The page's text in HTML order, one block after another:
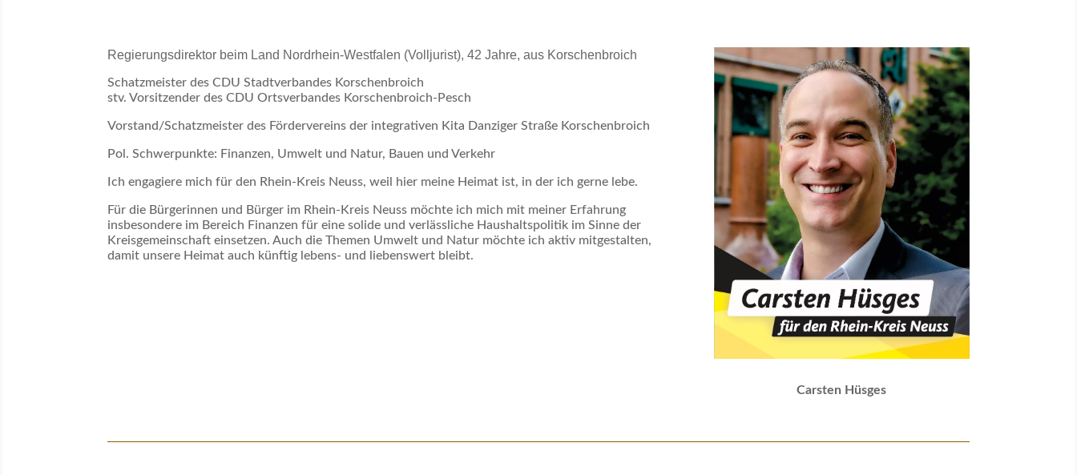
Regierungsdirektor beim Land Nordrhein-Westfalen (Volljurist), 42 Jahre, aus Korschenbroich
Schatzmeister des CDU Stadtverbandes Korschenbroich
stv. Vorsitzender des CDU Ortsverbandes Korschenbroich-Pesch
Vorstand/Schatzmeister des Fördervereins der integrativen Kita Danziger Straße Korschenbroich
Pol. Schwerpunkte: Finanzen, Umwelt und Natur, Bauen und Verkehr
Ich engagiere mich für den Rhein-Kreis Neuss, weil hier meine Heimat ist, in der ich gerne lebe.
Für die Bürgerinnen und Bürger im Rhein-Kreis Neuss möchte ich mich mit meiner Erfahrung
insbesondere im Bereich Finanzen für eine solide und verlässliche Haushaltspolitik im Sinne der
Kreisgemeinschaft einsetzen. Auch die Themen Umwelt und Natur möchte ich aktiv mitgestalten,
damit unsere Heimat auch künftig lebens- und liebenswert bleibt.
Carsten Hüsges